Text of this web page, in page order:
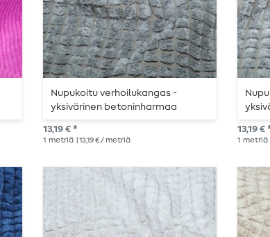
Nupukoitu verhoilukangas -
yksivärinen betoninharmaa
13,19 € *
1 metriä | 13,19 € / metriä
13,19 €
1 metriä